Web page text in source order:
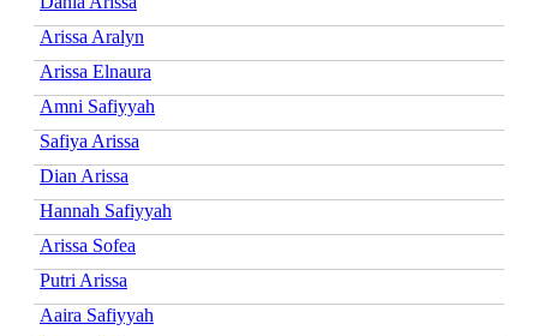
Arissa Aralyn
Arissa Elnaura
Amni Safiyyah
Safiya Arissa
Dian Arissa
Hannah Safiyyah
Arissa Sofea
Putri Arissa
Aaira Safiyyah